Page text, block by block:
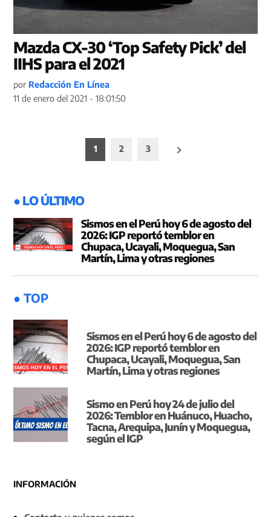
Mazda CX-30 ‘Top Safety Pick’ del
IIHS para el 2021
por Redacción En Línea
11 de enero del 2021 - 18:01:50
1 2 3
● LO ÚLTIMO
Sismos en el Perú hoy 6 de agosto del
2026: IGP reportó temblor en
Chupaca, Ucayali, Moquegua, San
Martín, Lima y otras regiones
● TOP
Sismos en el Perú hoy 6 de agosto del
2026: IGP reportó temblor en
Chupaca, Ucayali, Moquegua, San
Martín, Lima y otras regiones
Sismo en Perú hoy 24 de julio del
2026: Temblor en Huánuco, Huacho,
Tacna, Arequipa, Junín y Moquegua,
según el IGP
INFORMACIÓN